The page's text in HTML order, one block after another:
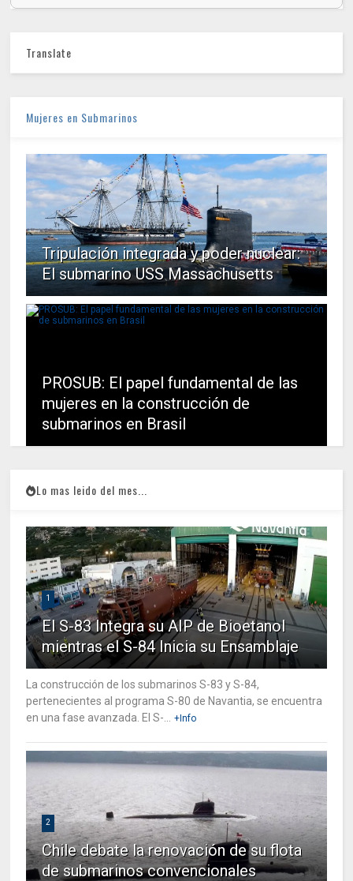
Translate
Mujeres en Submarinos
Tripulación integrada y poder nuclear:
El submarino USS Massachusetts
PROSUB: El papel fundamental de las
mujeres en la construcción de
submarinos en Brasil
Lo mas leido del mes...
1
El S-83 Integra su AIP de Bioetanol
mientras el S-84 Inicia su Ensamblaje
La construcción de los submarinos S-83 y S-84,
pertenecientes al programa S-80 de Navantia, se encuentra
en una fase avanzada. El S-...
+Info
2
Chile debate la renovación de su flota
de submarinos convencionales